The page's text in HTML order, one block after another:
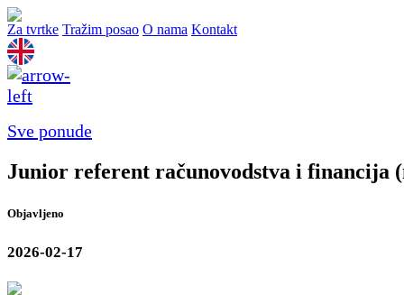
Za tvrtke Tražim posao O nama Kontakt
Sve ponude
Junior referent računovodstva i financija
Objavljeno
2026-02-17